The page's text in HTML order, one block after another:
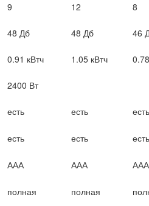
9 12 8
48 Дб 48 Дб 46
0.91 кВтч 1.05 кВтч
2400 Вт
есть есть есть
есть есть есть
ААА ААА ААА
полная полная